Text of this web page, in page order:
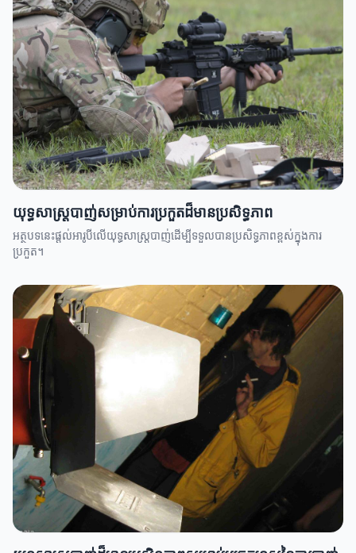
យុទ្ធសាស្ត្របាញ់សម្រាប់ការប្រកួតដ៏មានប្រសិទ្ធភាព
អត្ថបទនេះផ្តល់អារូបីលើយុទ្ធសាស្ត្របាញ់ដើម្បីទទួលបានប្រសិទ្ធភាពខ្ពស់ក្នុងការ
ប្រកួត។